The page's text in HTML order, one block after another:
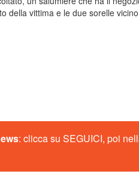
della vittima e le due sorelle
: clicca su SEGUICI, poi